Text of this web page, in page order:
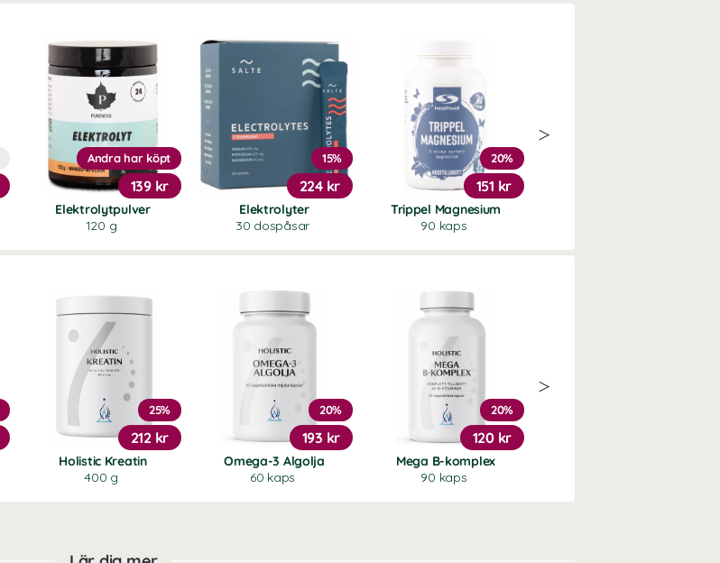
Elektrolytpulver
120 g
Andra har köpt
139 kr
Elektrolyter
30 dospåsar
15%
224 kr
Trippel Magnesium
90 kaps
20%
151 kr
Holistic Kreatin
400 g
25%
212 kr
Omega-3 Algolja
60 kaps
20%
193 kr
Mega B-komplex
90 kaps
20%
120 kr